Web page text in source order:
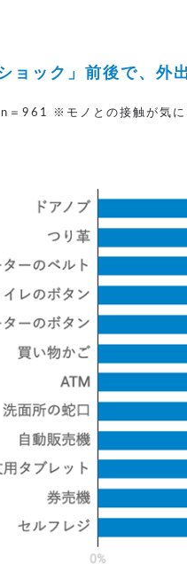
ョック」前後で、外
n＝961 ※モノとの接触が気